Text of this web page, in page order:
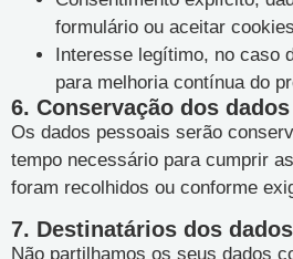
formulário ou aceitar cookies
Interesse legítimo, no caso
para melhoria contínua do
6. Conservação dos dados
Os dados pessoais serão
tempo necessário para cumprir
foram recolhidos ou conforme
7. Destinatários dos dados
Não partilhamos os seus dados